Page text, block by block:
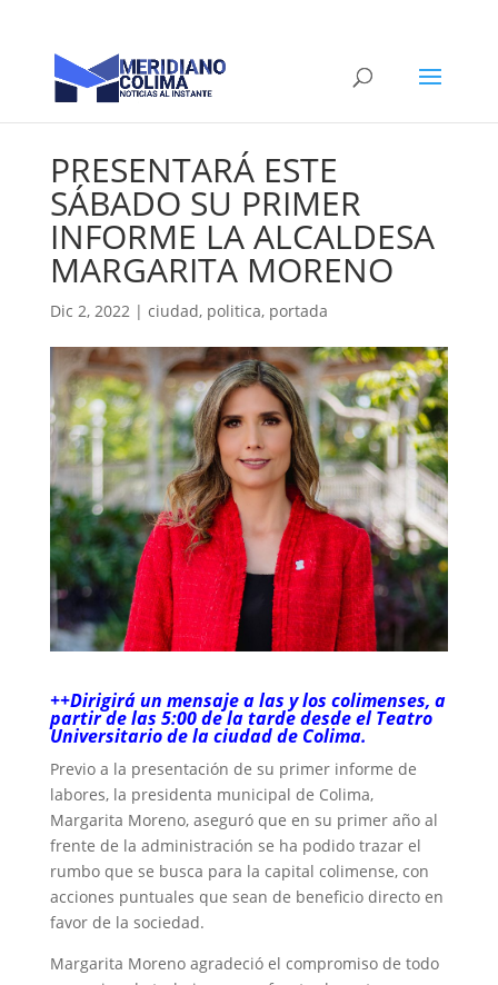
PRESENTARÁ ESTE
SÁBADO SU PRIMER
INFORME LA ALCALDESA
MARGARITA MORENO
Dic 2, 2022| ciudad, politica, portada
++Dirigirá un mensaje a las y los colimenses, a
partir de las 5:00 de la tarde desde el Teatro
Universitario de la ciudad de Colima.
Previo a la presentación de su primer informe de
labores, la presidenta municipal de Colima,
Margarita Moreno, aseguró que en su primer año al
frente de la administración se ha podido trazar el
rumbo que se busca para la capital colimense, con
acciones puntuales que sean de beneficio directo en
favor de la sociedad.
Margarita Moreno agradeció el compromiso de todo